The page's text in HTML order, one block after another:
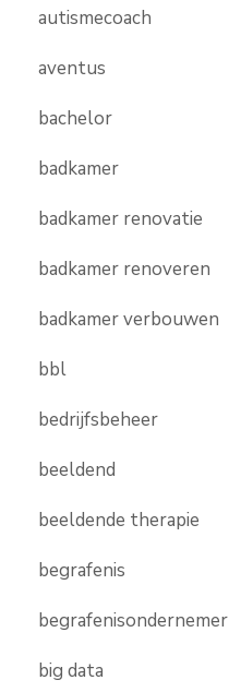
autismecoach
aventus
bachelor
badkamer
badkamer renovatie
badkamer renoveren
badkamer verbouwen
bbl
bedrijfsbeheer
beeldend
beeldende therapie
begrafenis
begrafenisondernemer
big data